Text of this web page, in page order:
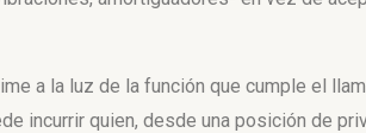
a la luz de la función que cumple el
incurrir quien, desde una posición de